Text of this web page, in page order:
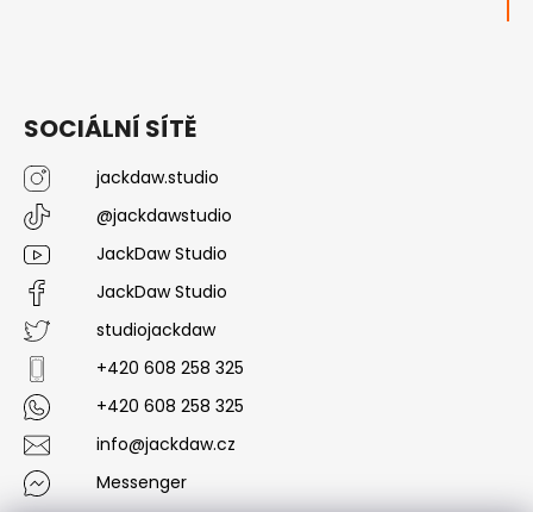
SOCIÁLNÍ SÍTĚ
jackdaw.studio
@jackdawstudio
JackDaw Studio
JackDaw Studio
studiojackdaw
+420 608 258 325
+420 608 258 325
info@jackdaw.cz
Messenger